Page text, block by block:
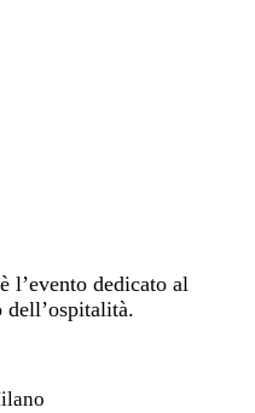
l’evento dedicato al
dell’ospitalità.